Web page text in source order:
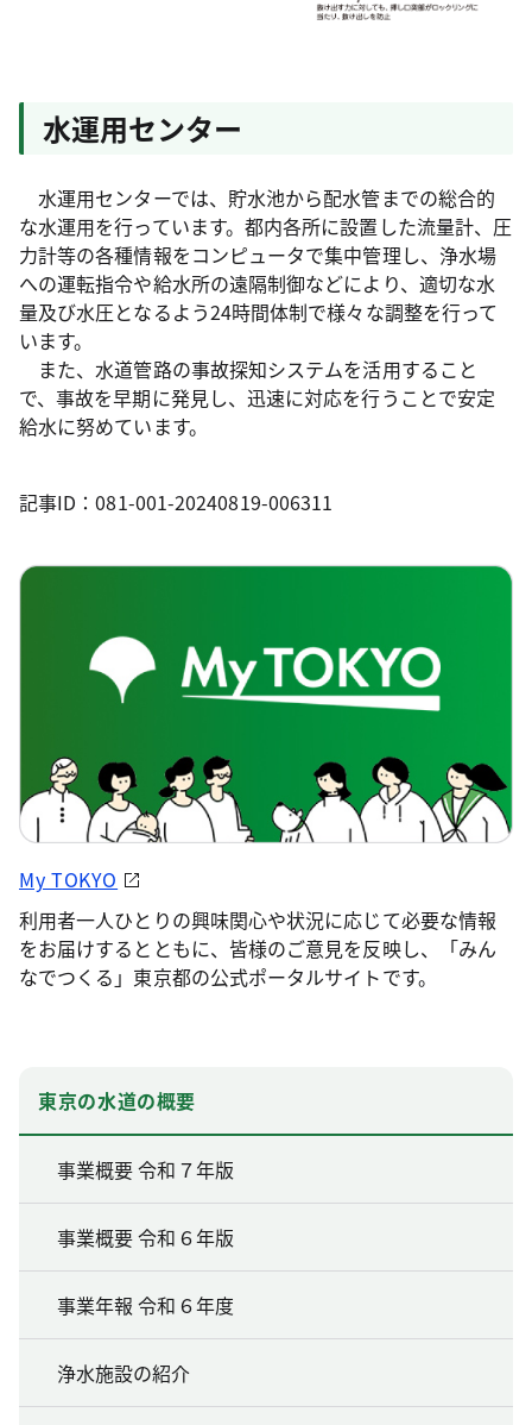
水運用センター
水運用センターでは、貯水池から配水管までの総合的
な水運用を行っています。都内各所に設置した流量計、圧
力計等の各種情報をコンピュータで集中管理し、浄水場
への運転指令や給水所の遠隔制御などにより、適切な水
量及び水圧となるよう24時間体制で様々な調整を行って
います。
また、水道管路の事故探知システムを活用すること
で、事故を早期に発見し、迅速に対応を行うことで安定
給水に努めています。
記事ID：081-001-20240819-006311
My TOKYO
利用者一人ひとりの興味関心や状況に応じて必要な情報
をお届けするとともに、皆様のご意見を反映し、「みん
なでつくる」東京都の公式ポータルサイトです。
東京の水道の概要
事業概要 令和７年版
事業概要 令和６年版
事業年報 令和６年度
浄水施設の紹介